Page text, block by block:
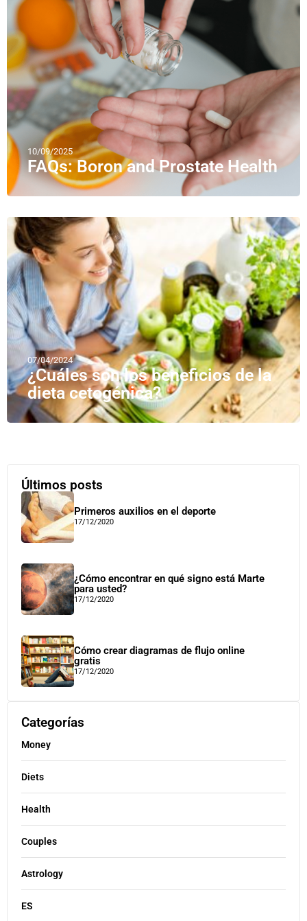
10/09/2025
FAQs: Boron and Prostate Health
07/04/2024
¿Cuáles son los beneficios de la
dieta cetogénica?
Últimos posts
Primeros auxilios en el deporte
17/12/2020
¿Cómo encontrar en qué signo está Marte
para usted?
17/12/2020
Cómo crear diagramas de flujo online
gratis
17/12/2020
Categorías
Money
Diets
Health
Couples
Astrology
ES